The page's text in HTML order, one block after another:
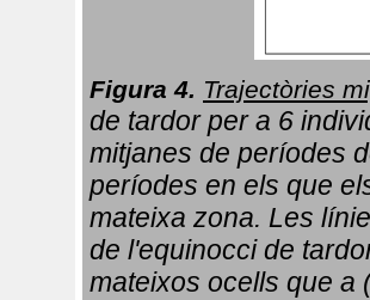
Figura 4. Trajectòries
de tardor per a 6
mitjanes de períodes
períodes en els que
mateixa zona. Les
de l'equinocci de
mateixos ocells que a